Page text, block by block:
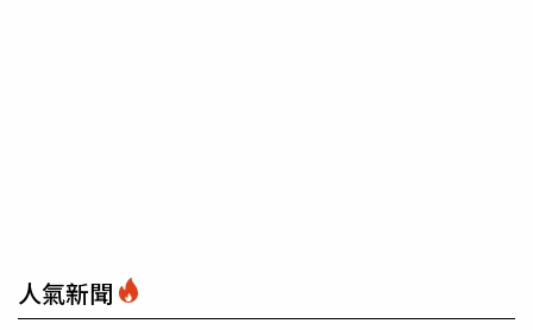
人氣新聞